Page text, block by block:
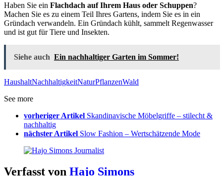
Haben Sie ein Flachdach auf Ihrem Haus oder Schuppen?
Machen Sie es zu einem Teil Ihres Gartens, indem Sie es in ein
Gründach verwandeln. Ein Gründach kühlt, sammelt Regenwasser
und ist gut für Tiere und Insekten.
Siehe auch Ein nachhaltiger Garten im Sommer!
HaushaltNachhaltigkeitNaturPflanzenWald
See more
vorheriger Artikel Skandinavische Möbelgriffe – stilecht &
nachhaltig
nächster Artikel Slow Fashion – Wertschätzende Mode
Verfasst von Hajo Simons